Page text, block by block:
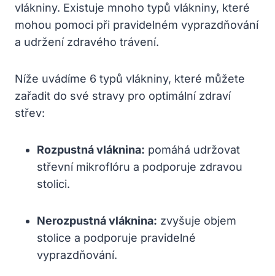
vlákniny. Existuje mnoho typů vlákniny, které
mohou pomoci při pravidelném vyprazdňování
a udržení zdravého trávení.
Níže uvádíme 6 typů vlákniny, které můžete
zařadit do své stravy pro optimální zdraví
střev:
Rozpustná vláknina: pomáhá udržovat
střevní mikroflóru a podporuje zdravou
stolici.
Nerozpustná vláknina: zvyšuje objem
stolice a podporuje pravidelné
vyprazdňování.